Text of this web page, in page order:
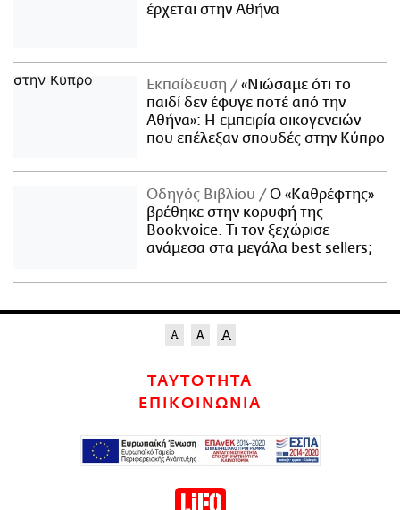
έρχεται στην Αθήνα
Εκπαίδευση
«Νιώσαμε ότι το
παιδί δεν έφυγε ποτέ από την
Αθήνα»: Η εμπειρία οικογενειών
που επέλεξαν σπουδές στην Κύπρο
Οδηγός Βιβλίου
Ο «Καθρέφτης»
βρέθηκε στην κορυφή της
Bookvoice. Τι τον ξεχώρισε
ανάμεσα στα μεγάλα best sellers;
ΤΑΥΤΟΤΗΤΑ
ΕΠΙΚΟΙΝΩΝΙΑ